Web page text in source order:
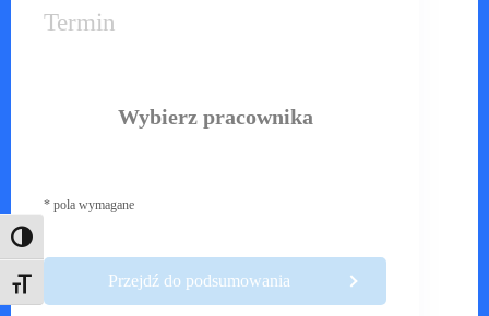
Toggle High Contrast
Toggle Font size
Termin
* pola wymagane
Przejdź do podsumowania